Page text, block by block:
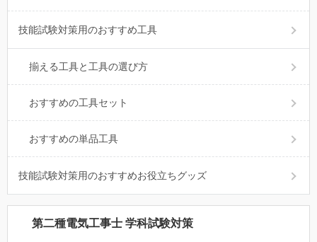
技能試験対策用のおすすめ工具
揃える工具と工具の選び方
おすすめの工具セット
おすすめの単品工具
技能試験対策用のおすすめお役立ちグッズ
第二種電気工事士 学科試験対策